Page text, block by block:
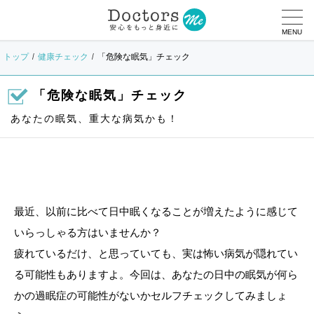
MENU
トップ 健康チェック 「危険な眠気」チェック
「危険な眠気」チェック
あなたの眠気、重大な病気かも！
最近、以前に比べて日中眠くなることが増えたように感じて
いらっしゃる方はいませんか？
疲れているだけ、と思っていても、実は怖い病気が隠れてい
る可能性もありますよ。今回は、あなたの日中の眠気が何ら
かの過眠症の可能性がないかセルフチェックしてみましょ